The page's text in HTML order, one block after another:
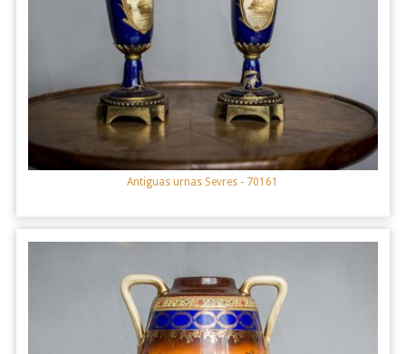
Antiguas urnas Sevres - 70161